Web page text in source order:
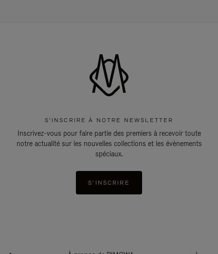
S'INSCRIRE À NOTRE NEWSLETTER
Inscrivez-vous pour faire partie des premiers à recevoir toute
notre actualité sur les nouvelles collections et les évènements
spéciaux.
S'INSCRIRE